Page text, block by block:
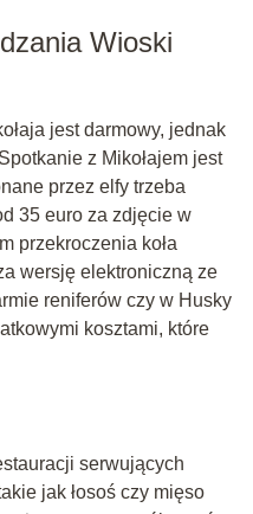
Wioski
jest darmowy, jednak
z Mikołajem jest
przez elfy trzeba
35 euro za zdjęcie w
przekroczenia koła
wersję elektroniczną ze
reniferów czy w Husky
kosztami, które
serwujących
jak łosoś czy mięso